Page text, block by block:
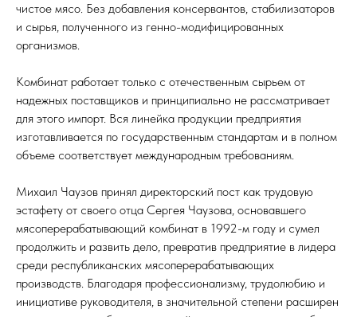
чистое мясо. Без добавления консервантов, стабилизаторов
и сырья, полученного из генно-модифицированных
организмов.
Комбинат работает только с отечественным сырьем от
надежных поставщиков и принципиально не рассматривает
для этого импорт. Вся линейка продукции предприятия
изготавливается по государственным стандартам и в полном
объеме соответствует международным требованиям.
Михаил Чаузов принял директорский пост как трудовую
эстафету от своего отца Сергея Чаузова, основавшего
мясоперерабатывающий комбинат в 1992-м году и сумел
продолжить и развить дело, превратив предприятие в лидера
среди республиканских мясоперерабатывающих
производств. Благодаря профессионализму, трудолюбию и
инициативе руководителя, в значительной степени расширен